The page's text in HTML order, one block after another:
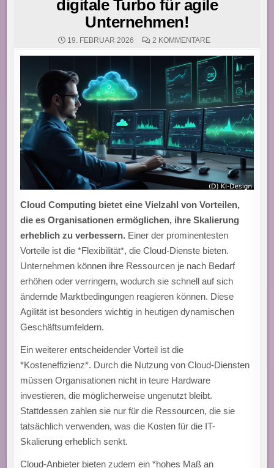
digitale Turbo für agile
Unternehmen!
19. FEBRUAR 2026 2 KOMMENTAREZU
COMPUTING:
FLEXIBEL,
UND
SICHER
DER
DIGITALE
TURBO
FÜR
AGILE
UNTERNEHMEN!
Cloud Computing bietet eine Vielzahl von Vorteilen,
die es Organisationen ermöglichen, ihre Skalierung
erheblich zu verbessern. Einer der prominentesten
Vorteile ist die *Flexibilität*, die Cloud-Dienste bieten.
Unternehmen können ihre Ressourcen je nach Bedarf
erhöhen oder verringern, wodurch sie schnell auf sich
ändernde Marktbedingungen reagieren können. Diese
Agilität ist besonders wichtig in heutigen dynamischen
Geschäftsumfeldern.
Ein weiterer entscheidender Vorteil ist die
*Kosteneffizienz*. Durch die Nutzung von Cloud-Diensten
müssen Organisationen nicht in teure Hardware
investieren, die möglicherweise ungenutzt bleibt.
Stattdessen zahlen sie nur für die Ressourcen, die sie
tatsächlich verwenden, was die Kosten für die IT-
Skalierung erheblich senkt.
Cloud-Anbieter bieten zudem ein *hohes Maß an